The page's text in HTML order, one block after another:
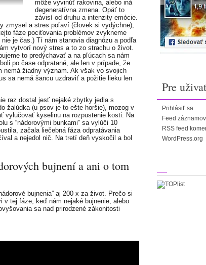
môže vyvinúť rakovina, alebo iná
degeneratívna zmena. Opäť to
závisí od druhu a intenzity emócie.
zmysel a stres poľaví (človek si vydýchne),
fáze pociťovania problémov zvykneme
je čas.) Tí nám stanovia diagnózu a podľa
vytvorí nový stres a to zo strachu o život.
to predýchavať a na pľúcach sa nám
po čase odpratané, ale len v prípade, že
nemá žiadny význam. Ak však vo svojich
sa nemá šancu uzdraviť a požitie lieku len
raz dostal jesť nejaké zbytky jedla s
žalúdka (u psov je to ešte horšie), mozog v
vylučovať kyselinu na rozpustenie kosti. Na
s “nádorovými bunkami” sa vylúči 10
začala liečebná fáza odpratávania
a nejedol nič. Na tretí deň vyskočil a bol
bujnení a ani o tom
bujnenia” aj 200 x za život. Prečo si
tej fáze, keď nám nejaké bujnenie, alebo
sa nad prirodzené zákonitosti
Pre
Prihlásiť sa
Feed záznamov
RSS feed
WordPress.org